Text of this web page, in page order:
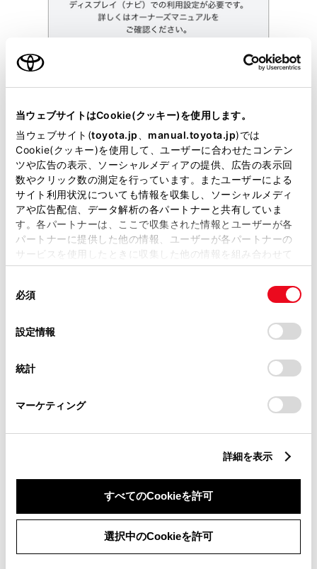
当ウェブサイトはCookie(クッキー)を使用します。
当ウェブサイト(toyota.jp manual.toyota.jp)では
Cookie(クッキー)を使用して、ユーザーに合わせたコンテン
ツや広告の表示、ソーシャルメディアの提供、広告の表示回
数やクリック数の測定を行っています。またユーザーによる
サイト利用状況についても情報を収集し、ソーシャルメディ
アや広告配信、データ解析の各パートナーと共有していま
す。各パートナーは、ここで収集された情報とユーザーが各
パートナーに提供した他の情報、ユーザーが各パートナーの
サービスを使用したときに収集した他の情報を組み合わせて
使用することがあります。当ウェブサイトの使用を続行する
デバイスにすべてのCookie(クッキー)が保存されることに同
意したことになります。Cookie(クッキー)のオプトアウト、
設定の変更、同意を撤回したりするにあたっては、当社の
「Cookie（クッキー）情報の取り扱いについて
」をご覧くだ
必須
設定情報
統計
マーケティング
詳細を表示
すべてのCookieを許可
選択中のCookieを許可
位置を確認する
クルマによっては、事前にディスプレイ（ナビ）か
次のときは、クルマの操作をご利用できません。
エンジンスイッチ／パワースイッチがACCまた
はONのとき
検知したとき
ドア・バックドア・ボンネットが開いている、
または開閉操作があったとき